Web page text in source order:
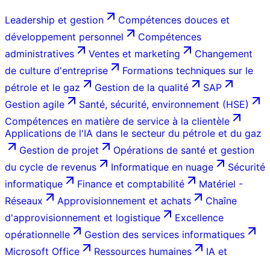
Leadership et gestion
Compétences douces et
développement personnel
Compétences
administratives
Ventes et marketing
Changement
de culture d'entreprise
Formations techniques sur le
pétrole et le gaz
Gestion de la qualité
SAP
Gestion agile
Santé, sécurité, environnement (HSE)
Compétences en matière de service à la clientèle
Applications de l'IA dans le secteur du pétrole et du gaz
Gestion de projet
Opérations de santé et gestion
du cycle de revenus
Informatique en nuage
Sécurité
informatique
Finance et comptabilité
Matériel -
Réseaux
Approvisionnement et achats
Chaîne
d'approvisionnement et logistique
Excellence
opérationnelle
Gestion des services informatiques
Microsoft Office
Ressources humaines
IA et